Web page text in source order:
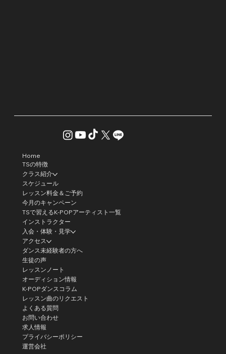
Home
TSの特徴
クラス紹介
スケジュール
レッスン料金＆ご予約
今月のキャンペーン
TSで習えるK-POPアーティスト一覧
インストラクター
入会・体験・見学
アクセス
ダンス未経験者の方へ
生徒の声
レッスンノート
オーディション情報
K-POPダンスコラム
レッスン曲のリクエスト
よくある質問
お問い合わせ
求人情報
プライバシーポリシー
運営会社